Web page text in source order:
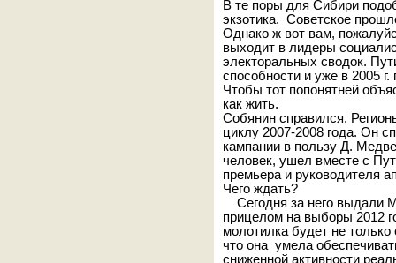
В те поры для Сибири
экзотика. Советское
Однако ж вот вам,
выходит в лидеры
электоральных сводок.
способности и уже в 2005
Чтобы тот попонятней
как жить.
Собянин справился.
циклу 2007-2008 года. Он
кампании в пользу Д.
человек, ушел вместе с
премьера и руководителя
Чего ждать?
Сегодня за него выдали
прицелом на выборы 2012
молотилка будет не
что она умела
сниженной активности